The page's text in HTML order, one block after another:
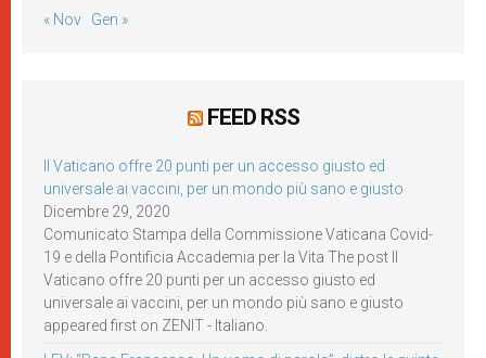
« Nov Gen »
FEED RSS
Il Vaticano offre 20 punti per un accesso giusto ed
universale ai vaccini, per un mondo più sano e giusto
Dicembre 29, 2020
Comunicato Stampa della Commissione Vaticana Covid-
19 e della Pontificia Accademia per la Vita The post Il
Vaticano offre 20 punti per un accesso giusto ed
universale ai vaccini, per un mondo più sano e giusto
appeared first on ZENIT - Italiano.